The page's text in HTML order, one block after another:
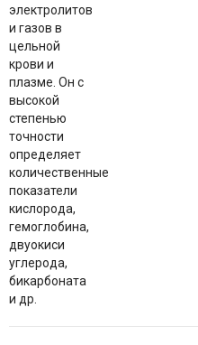
электролитов
и газов в
цельной
крови и
плазме. Он с
высокой
степенью
точности
определяет
количественные
показатели
кислорода,
гемоглобина,
двуокиси
углерода,
бикарбоната
и др.